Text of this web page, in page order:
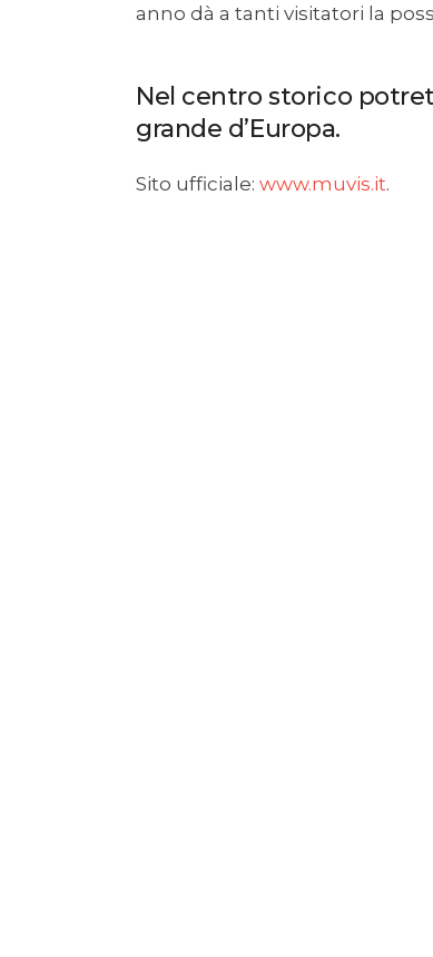
anno dà a tanti visitatori la
Nel centro storico
grande d’Europa.
Sito ufficiale: www.muvis.it.